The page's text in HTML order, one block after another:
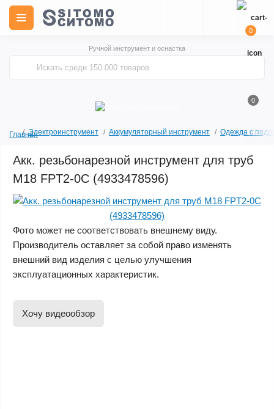
Ручной инструмент и оснастка
0
0
ГлавнаяЭлектроинструмент Аккумуляторный инструмент Одежда с
Акк. резьбонарезной инструмент для труб
M18 FPT2-0C (4933478596)
Фото может не соответствовать внешнему виду.
Производитель оставляет за собой право изменять
внешний вид изделия с целью улучшения
эксплуатационных характеристик.
Хочу видеообзор